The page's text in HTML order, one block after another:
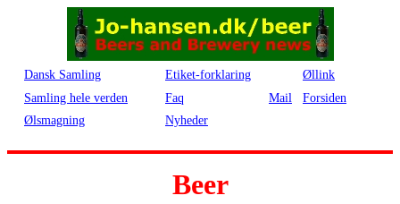
Dansk Samling Etiket-forklaring
Øllink
Samling hele verden
Faq Mail
Forsiden
Ølsmagning
Nyheder
Beer